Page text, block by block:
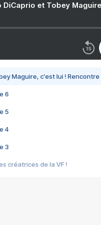
DiCaprio et Tobey
Maguire, c'est lui !
6
5
4
3
créatrices de la VF !